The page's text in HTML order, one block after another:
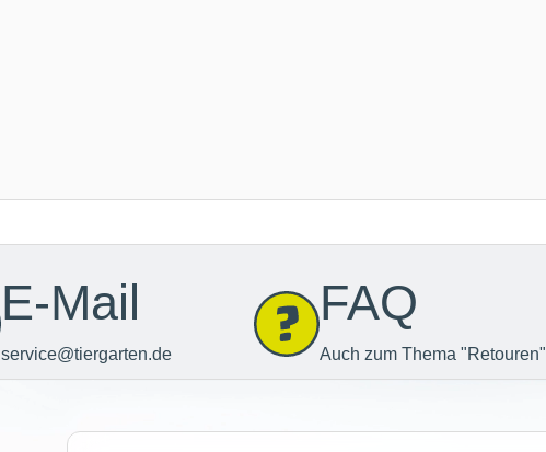
E-Mail
service@tiergarten.de
FAQ
Auch zum Thema "Retouren"